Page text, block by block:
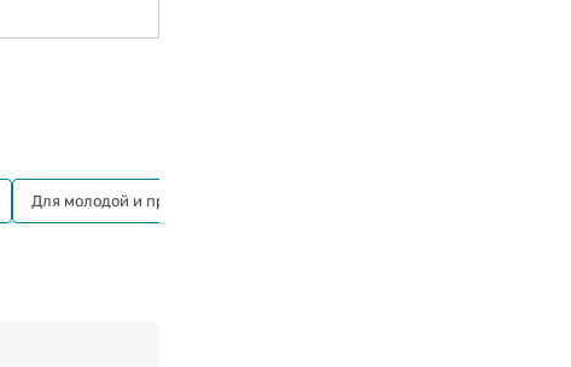
Для молодой и проблематичной кожи